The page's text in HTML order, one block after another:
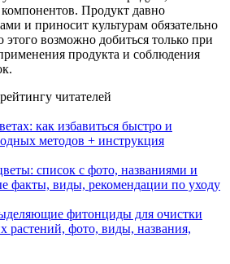
Продукт давно
и приносит культурам обязательно
этого возможно добиться только при
продукта и соблюдения
читателей
как избавиться быстро и
методов + инструкция
список с фото, названиями и
факты, виды, рекомендации по уходу
фитонциды для очистки
растений, фото, виды, названия,